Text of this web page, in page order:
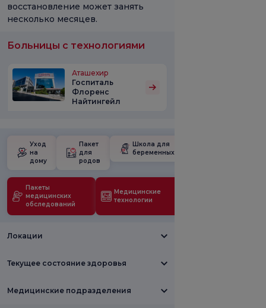
восстановление может занять
несколько месяцев.
Больницы с технологиями
Аташехир
Госпиталь
Флоренс
Найтингейл
Уход
на
дому
Пакет
для
родов
Школа для
беременных
Пакеты
медицинских
обследований
Медицинские
технологии
Локации
Текущее состояние здоровья
Медицинские подразделения